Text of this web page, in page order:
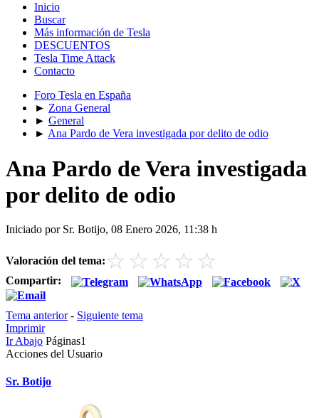
Inicio
Buscar
Más información de Tesla
DESCUENTOS
Tesla Time Attack
Contacto
Foro Tesla en España
► Zona General
► General
► Ana Pardo de Vera investigada por delito de odio
Ana Pardo de Vera investigada
por delito de odio
Iniciado por Sr. Botijo, 08 Enero 2026, 11:38 h
Valoración del tema: ☆ ☆ ☆ ☆ ☆
Compartir:
Tema anterior- Siguiente tema
Imprimir
Ir Abajo Páginas1
Acciones del Usuario
Sr. Botijo